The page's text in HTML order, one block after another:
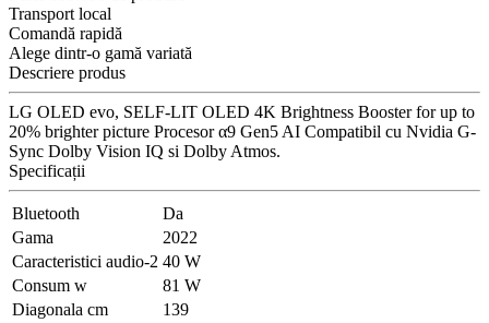
Transport local
Comandă rapidă
Alege dintr-o gamă variată
Descriere produs
LG OLED evo, SELF-LIT OLED 4K Brightness Booster for up to
20% brighter picture Procesor α9 Gen5 AI Compatibil cu Nvidia G-
Sync Dolby Vision IQ si Dolby Atmos.
Specificații
Bluetooth
Da
Gama
2022
Caracteristici audio-2 40 W
Consum w
81 W
Diagonala cm
139